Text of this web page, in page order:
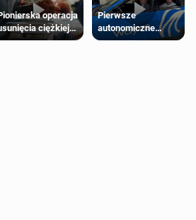
operacja
ciężkiej
wrodzonej
Pierwsze
autonomiczne
Ubery pojawią się